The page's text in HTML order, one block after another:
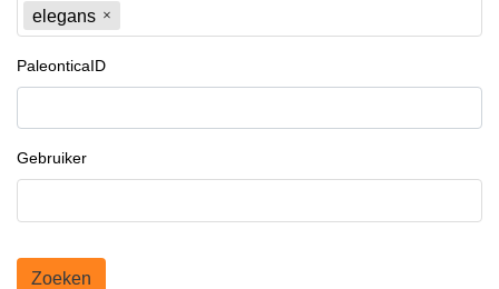
elegans
PaleonticaID
Gebruiker
Zoeken